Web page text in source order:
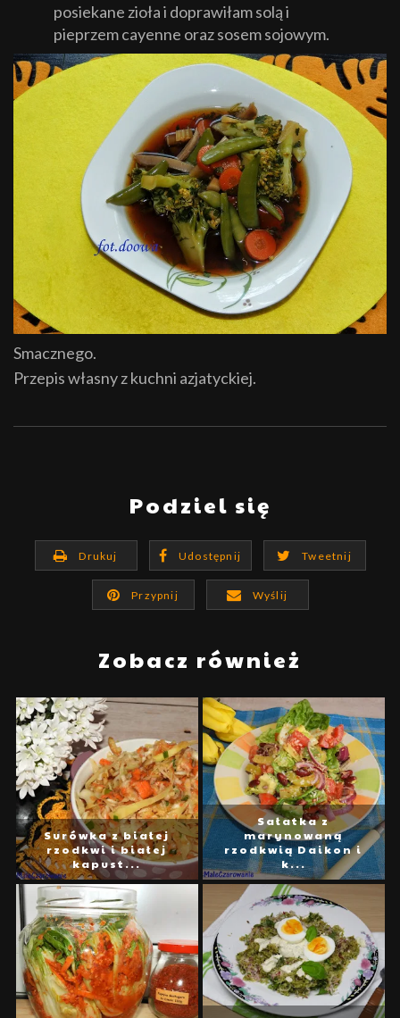
posiekane zioła i doprawiłam solą i
pieprzem cayenne oraz sosem sojowym.
Smacznego.
Przepis własny z kuchni azjatyckiej.
Podziel się
Drukuj Udostępnij Tweetnij
Przypnij Wyślij
Zobacz również
Surówka z białej
rzodkwi i białej
kapust...
Sałatka z
marynowaną
rzodkwią Daikon i
k...